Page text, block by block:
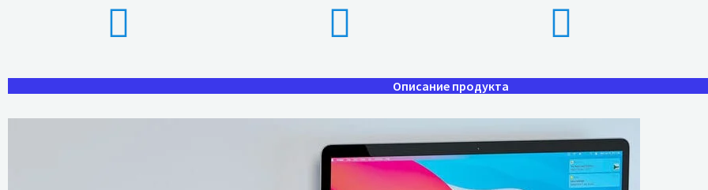
Описание продукта